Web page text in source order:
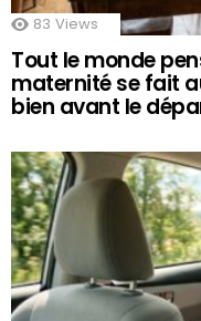
83 Views
Tout le monde
maternité se fait
bien avant le